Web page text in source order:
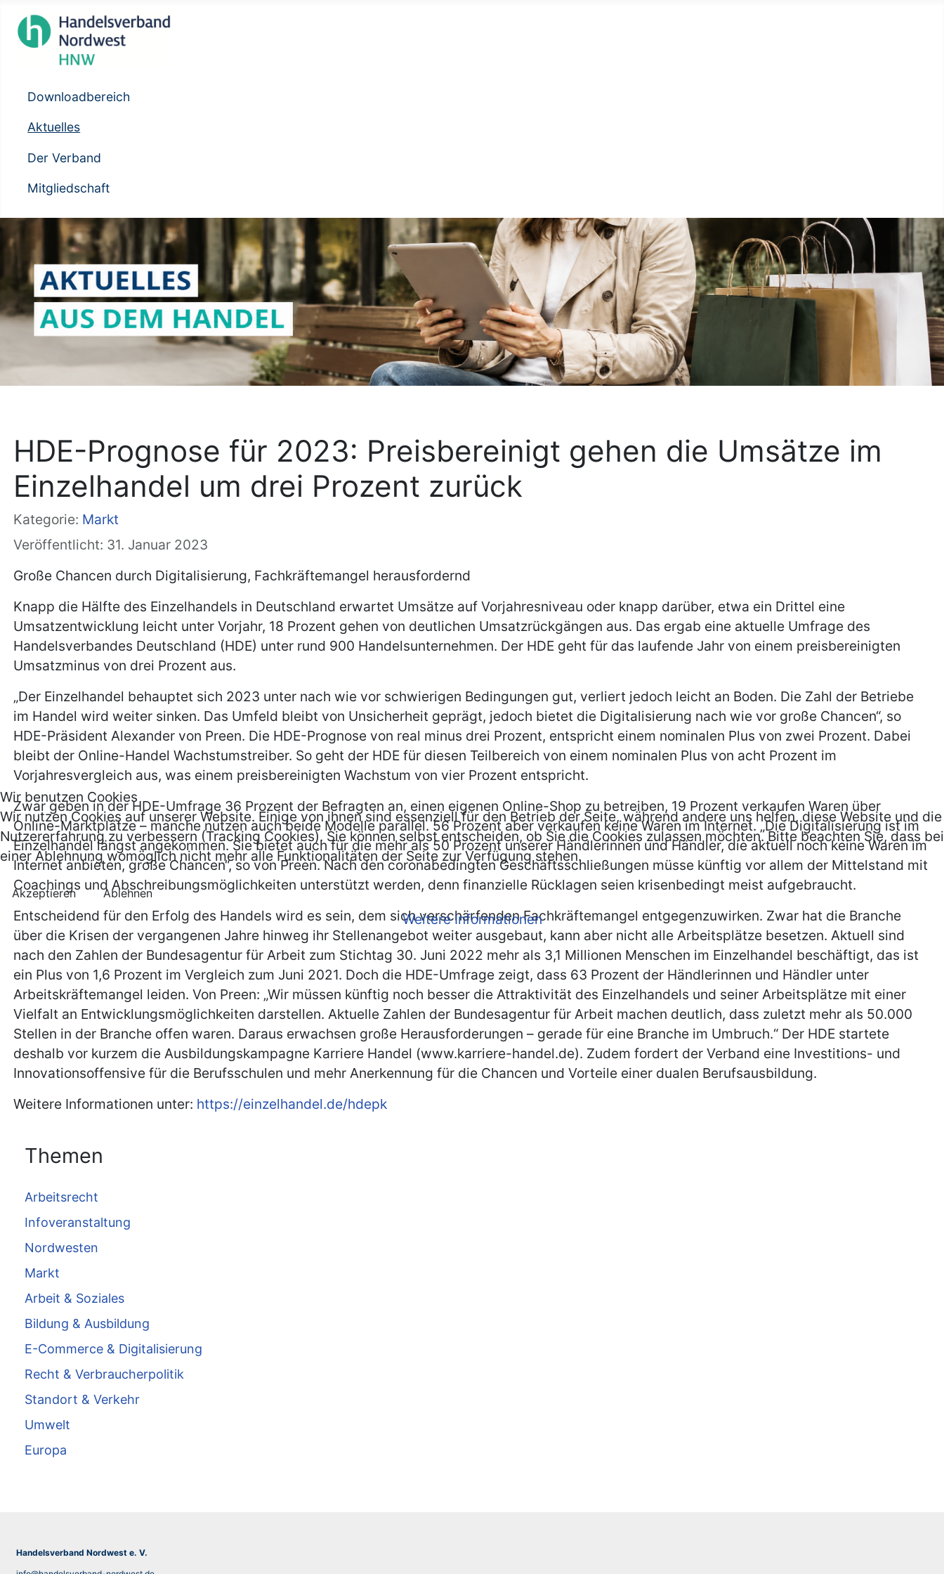
Downloadbereich
Aktuelles
Der Verband
Mitgliedschaft
HDE-Prognose für 2023: Preisbereinigt gehen die Umsätze im
Einzelhandel um drei Prozent zurück
Kategorie: Markt
Veröffentlicht: 31. Januar 2023
Große Chancen durch Digitalisierung, Fachkräftemangel herausfordernd
Knapp die Hälfte des Einzelhandels in Deutschland erwartet Umsätze auf Vorjahresniveau oder knapp darüber, etwa ein Drittel eine
Umsatzentwicklung leicht unter Vorjahr, 18 Prozent gehen von deutlichen Umsatzrückgängen aus. Das ergab eine aktuelle Umfrage des
Handelsverbandes Deutschland (HDE) unter rund 900 Handelsunternehmen. Der HDE geht für das laufende Jahr von einem preisbereinigten
Umsatzminus von drei Prozent aus.
„Der Einzelhandel behauptet sich 2023 unter nach wie vor schwierigen Bedingungen gut, verliert jedoch leicht an Boden. Die Zahl der Betriebe
im Handel wird weiter sinken. Das Umfeld bleibt von Unsicherheit geprägt, jedoch bietet die Digitalisierung nach wie vor große Chancen“, so
HDE-Präsident Alexander von Preen. Die HDE-Prognose von real minus drei Prozent, entspricht einem nominalen Plus von zwei Prozent. Dabei
bleibt der Online-Handel Wachstumstreiber. So geht der HDE für diesen Teilbereich von einem nominalen Plus von acht Prozent im
Vorjahresvergleich aus, was einem preisbereinigten Wachstum von vier Prozent entspricht.
Zwar geben in der HDE-Umfrage 36 Prozent der Befragten an, einen eigenen Online-Shop zu betreiben, 19 Prozent verkaufen Waren über
Online-Marktplätze – manche nutzen auch beide Modelle parallel. 56 Prozent aber verkaufen keine Waren im Internet. „Die Digitalisierung ist im
Einzelhandel längst angekommen. Sie bietet auch für die mehr als 50 Prozent unserer Händlerinnen und Händler, die aktuell noch keine Waren im
Internet anbieten, große Chancen“, so von Preen. Nach den coronabedingten Geschäftsschließungen müsse künftig vor allem der Mittelstand mit
Coachings und Abschreibungsmöglichkeiten unterstützt werden, denn finanzielle Rücklagen seien krisenbedingt meist aufgebraucht.
Entscheidend für den Erfolg des Handels wird es sein, dem sich verschärfenden Fachkräftemangel entgegenzuwirken. Zwar hat die Branche
über die Krisen der vergangenen Jahre hinweg ihr Stellenangebot weiter ausgebaut, kann aber nicht alle Arbeitsplätze besetzen. Aktuell sind
nach den Zahlen der Bundesagentur für Arbeit zum Stichtag 30. Juni 2022 mehr als 3,1 Millionen Menschen im Einzelhandel beschäftigt, das ist
ein Plus von 1,6 Prozent im Vergleich zum Juni 2021. Doch die HDE-Umfrage zeigt, dass 63 Prozent der Händlerinnen und Händler unter
Arbeitskräftemangel leiden. Von Preen: „Wir müssen künftig noch besser die Attraktivität des Einzelhandels und seiner Arbeitsplätze mit einer
Vielfalt an Entwicklungsmöglichkeiten darstellen. Aktuelle Zahlen der Bundesagentur für Arbeit machen deutlich, dass zuletzt mehr als 50.000
Stellen in der Branche offen waren. Daraus erwachsen große Herausforderungen – gerade für eine Branche im Umbruch.“ Der HDE startete
deshalb vor kurzem die Ausbildungskampagne Karriere Handel (www.karriere-handel.de). Zudem fordert der Verband eine Investitions- und
Innovationsoffensive für die Berufsschulen und mehr Anerkennung für die Chancen und Vorteile einer dualen Berufsausbildung.
Weitere Informationen unter: https://einzelhandel.de/hdepk
Themen
Arbeitsrecht
Infoveranstaltung
Nordwesten
Markt
Arbeit & Soziales
Bildung & Ausbildung
E-Commerce & Digitalisierung
Recht & Verbraucherpolitik
Standort & Verkehr
Umwelt
Europa
Handelsverband Nordwest e. V.
Wir benutzen Cookies
Wir nutzen Cookies auf unserer Website. Einige von ihnen sind essenziell für den Betrieb der Seite, während andere uns helfen, diese Website und die
Nutzererfahrung zu verbessern (Tracking Cookies). Sie können selbst entscheiden, ob Sie die Cookies zulassen möchten. Bitte beachten Sie, dass bei
einer Ablehnung womöglich nicht mehr alle Funktionalitäten der Seite zur Verfügung stehen.
Akzeptieren Ablehnen
Weitere Informationen